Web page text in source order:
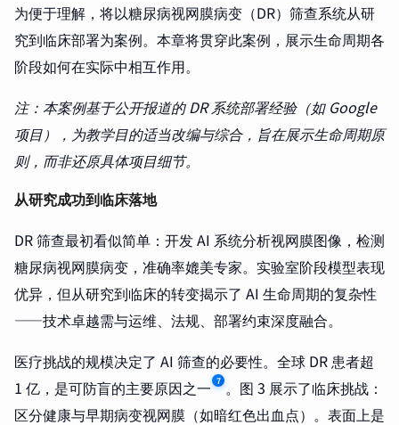
为便于理解，将以糖尿病视网膜病变（DR）筛查系统从研
究到临床部署为案例。本章将贯穿此案例，展示生命周期各
阶段如何在实际中相互作用。
注：本案例基于公开报道的 DR 系统部署经验（如 Google
项目），为教学目的适当改编与综合，旨在展示生命周期原
则，而非还原具体项目细节。
从研究成功到临床落地
DR 筛查最初看似简单：开发 AI 系统分析视网膜图像，检测
糖尿病视网膜病变，准确率媲美专家。实验室阶段模型表现
优异，但从研究到临床的转变揭示了 AI 生命周期的复杂性
——技术卓越需与运维、法规、部署约束深度融合。
医疗挑战的规模决定了 AI 筛查的必要性。全球 DR 患者超
1 亿，是可防盲的主要原因之一 7 。图 3 展示了临床挑战：
区分健康与早期病变视网膜（如暗红色出血点）。表面上是